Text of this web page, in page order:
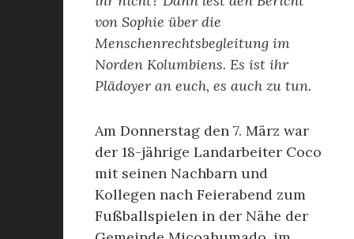
von Sophie über die
Menschenrechtsbegleitung im
Norden Kolumbiens. Es ist ihr
Plädoyer an euch, es auch zu tun.
Am Donnerstag den 7. März war
der 18-jährige Landarbeiter Coco
mit seinen Nachbarn und
Kollegen nach Feierabend zum
Fußballspielen in der Nähe der